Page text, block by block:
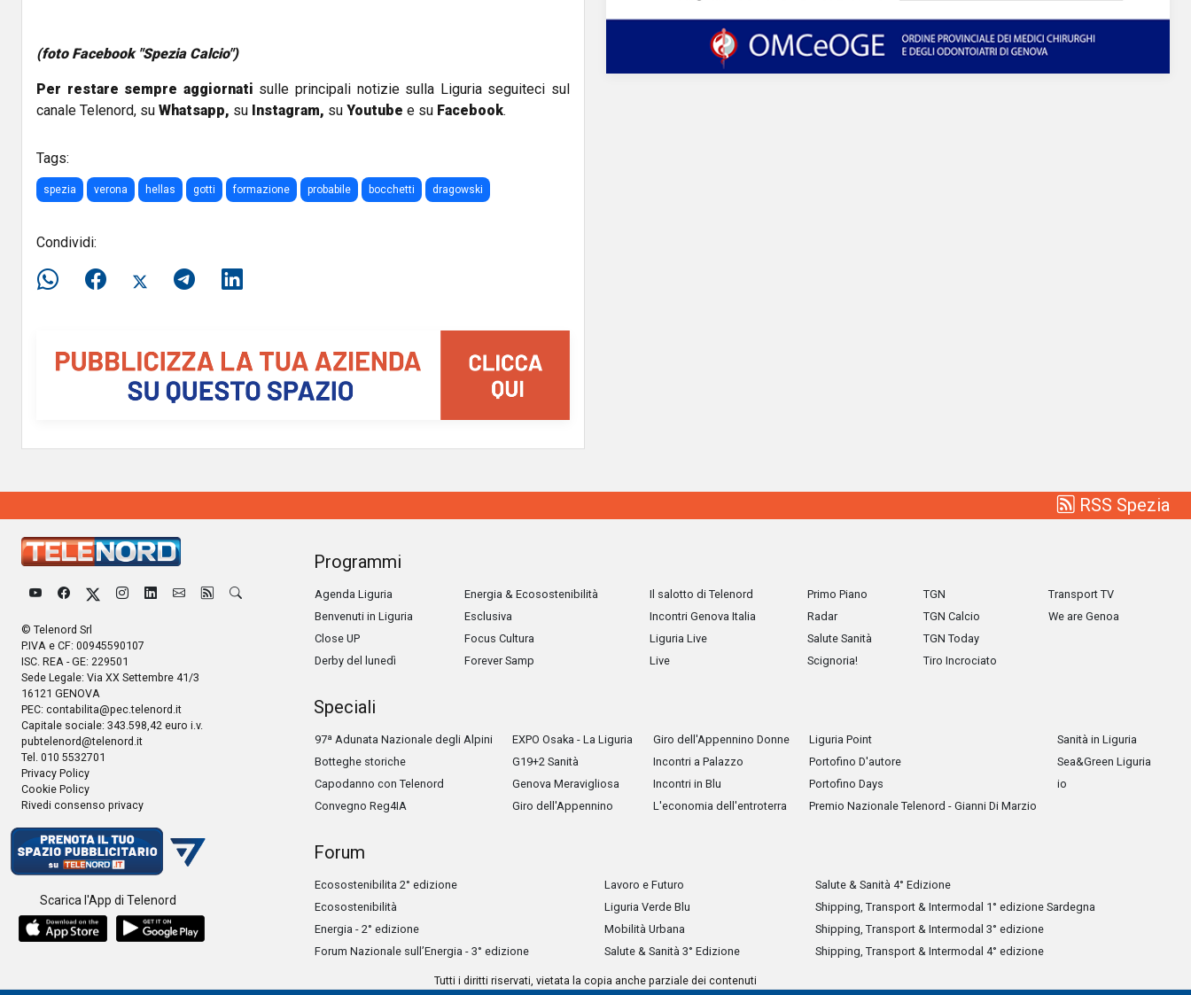
(foto Facebook "Spezia Calcio")
Per restare sempre aggiornati sulle principali notizie sulla Liguria seguiteci sul
canale Telenord, su Whatsapp, su Instagram, su Youtube e su Facebook.
Tags:
spezia verona hellas gotti formazione probabile bocchetti dragowski
Condividi:
RSS Spezia
© Telenord Srl
P.IVA e CF: 00945590107
ISC. REA - GE: 229501
Sede Legale: Via XX Settembre 41/3
16121 GENOVA
PEC: contabilita@pec.telenord.it
Capitale sociale: 343.598,42 euro i.v.
pubtelenord@telenord.it
Tel. 010 5532701
Privacy Policy
Cookie Policy
Rivedi consenso privacy
Scarica l'App di Telenord
Programmi
Agenda Liguria
Benvenuti in Liguria
Close UP
Derby del lunedì
Energia & Ecosostenibilità
Esclusiva
Focus Cultura
Forever Samp
Il salotto di Telenord
Incontri Genova Italia
Liguria Live
Live
Primo Piano
Radar
Salute Sanità
Scignoria!
TGN
TGN Calcio
TGN Today
Tiro Incrociato
Transport TV
We are Genoa
Speciali
97ª Adunata Nazionale degli Alpini
Botteghe storiche
Capodanno con Telenord
Convegno Reg4IA
EXPO Osaka - La Liguria
G19+2 Sanità
Genova Meravigliosa
Giro dell'Appennino
Giro dell'Appennino Donne
Incontri a Palazzo
Incontri in Blu
L'economia dell'entroterra
Liguria Point
Portofino D'autore
Portofino Days
Premio Nazionale Telenord - Gianni Di Marzio
Sanità in Liguria
Sea&Green Liguria
io
Forum
Ecosostenibilita 2° edizione
Ecosostenibilità
Energia - 2° edizione
Forum Nazionale sull’Energia - 3° edizione
Lavoro e Futuro
Liguria Verde Blu
Mobilità Urbana
Salute & Sanità 3° Edizione
Salute & Sanità 4° Edizione
Shipping, Transport & Intermodal 1° edizione Sardegna
Shipping, Transport & Intermodal 3° edizione
Shipping, Transport & Intermodal 4° edizione
Tutti i diritti riservati, vietata la copia anche parziale dei contenuti